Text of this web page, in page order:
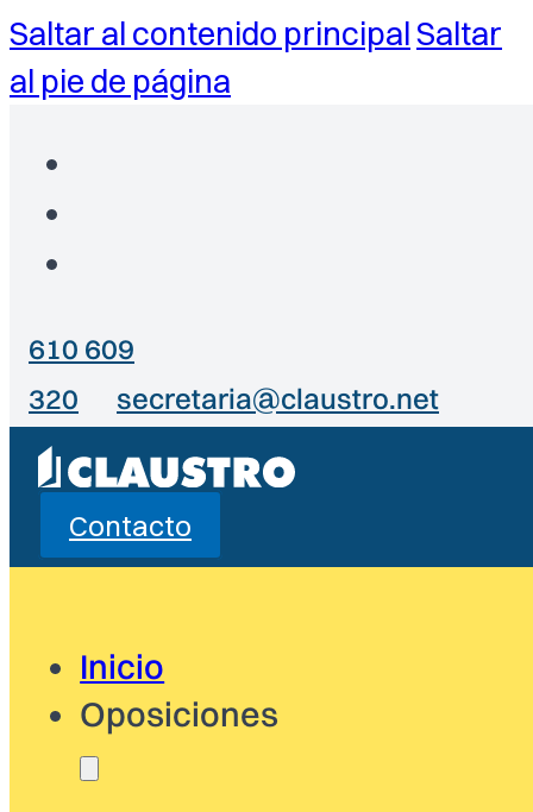
Saltar al contenido principalSaltar
al pie de página
610 609
320
secretaria@claustro.net
Contacto
Inicio
Oposiciones